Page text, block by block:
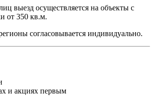
выезд осуществляется на объекты с
от 350 кв.м.
согласовывается индивидуально.
и акциях первым